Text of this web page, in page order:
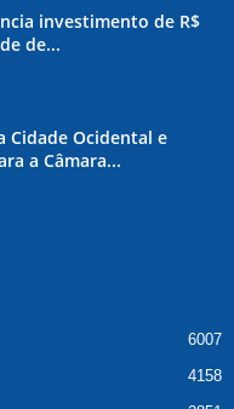
investimento de R$
de...
Cidade Ocidental e
a Câmara...
6007
4158